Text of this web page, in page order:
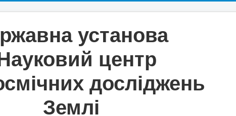
установа
центр
досліджень
Землі